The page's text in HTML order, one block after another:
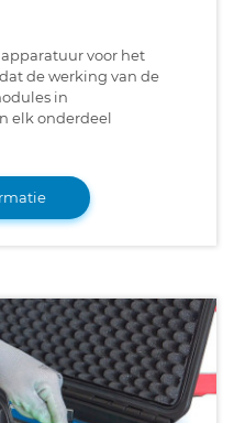
voor het
de werking van de
in
elk onderdeel